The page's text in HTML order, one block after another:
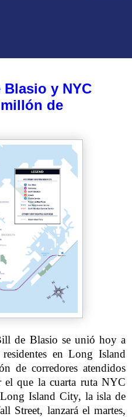
y NYC
millón de
de Blasio se unió hoy a
en Long Island
de corredores atendidos
que la cuarta ruta NYC
Island City, la isla de
Street, lanzará el martes,